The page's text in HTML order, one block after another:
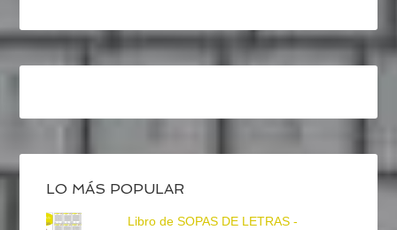
LO MÁS POPULAR
Libro de SOPAS DE LETRAS -